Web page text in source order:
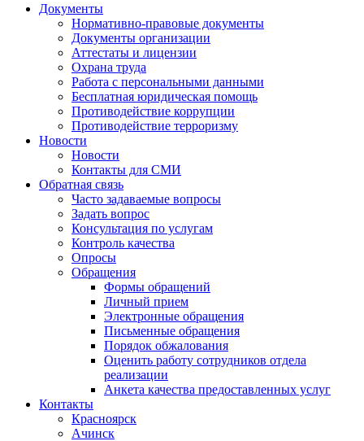
Документы
Нормативно-правовые документы
Документы организации
Аттестаты и лицензии
Охрана труда
Работа с персональными данными
Бесплатная юридическая помощь
Противодействие коррупции
Противодействие терроризму
Новости
Новости
Контакты для СМИ
Обратная связь
Часто задаваемые вопросы
Задать вопрос
Консультация по услугам
Контроль качества
Опросы
Обращения
Формы обращений
Личный прием
Электронные обращения
Письменные обращения
Порядок обжалования
Оценить работу сотрудников отдела
реализации
Анкета качества предоставленных услуг
Контакты
Красноярск
Ачинск